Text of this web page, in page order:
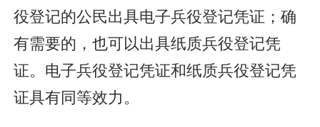
役登记的公民出具电子兵役登记凭证；确
有需要的，也可以出具纸质兵役登记凭
证。电子兵役登记凭证和纸质兵役登记凭
证具有同等效力。